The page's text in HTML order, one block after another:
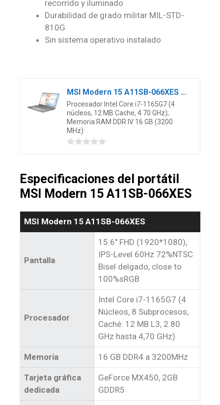
recorrido y iluminado
Durabilidad de grado militar MIL-STD-
810G
Sin sistema operativo instalado
MSI Modern 15 A11SB-066XES – Ordenador portátil de 15.6″ FHD (Intel Core i7-1165G7, 16 GB RAM, 1 TB SSD, NVIDIA GeForce MX450, sin Sistema operativo) Urban Silver – Teclado QWERTY Español
Procesador Intel Core i7-1165G7 (4
núcleos, 12 MB Cache, 4.70 GHz);
Memoria RAM DDR IV 16 GB (3200
MHz)
Especificaciones del portátil
MSI Modern 15 A11SB-066XES
MSI Modern 15 A11SB-066XES
Pantalla
15.6″ FHD (1920*1080),
IPS-Level 60Hz 72%NTSC
Bisel delgado, close to
100%sRGB
Procesador
Intel Core i7-1165G7 (4
Núcleos, 8 Subprocesos,
Caché: 12 MB L3, 2.80
GHz hasta 4,70 GHz)
Memoria 16 GB DDR4 a 3200MHz
Tarjeta gráfica
dedicada
GeForce MX450, 2GB
GDDR5